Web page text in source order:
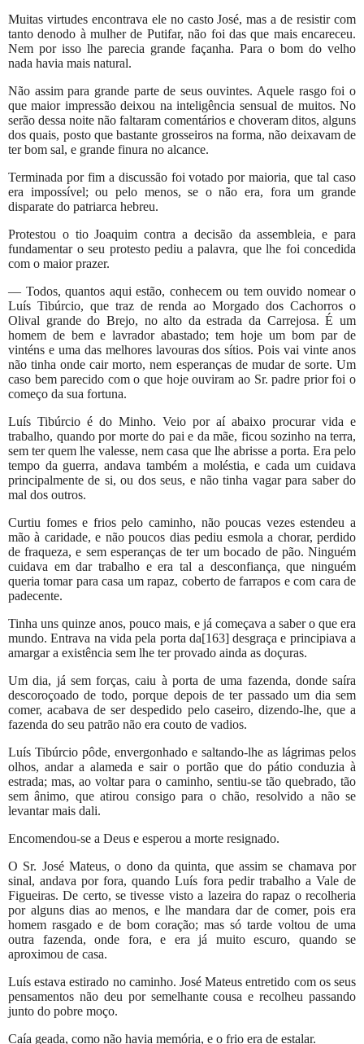
Muitas virtudes encontrava ele no casto José, mas a de resistir com
tanto denodo à mulher de Putifar, não foi das que mais encareceu.
Nem por isso lhe parecia grande façanha. Para o bom do velho
nada havia mais natural.
Não assim para grande parte de seus ouvintes. Aquele rasgo foi o
que maior impressão deixou na inteligência sensual de muitos. No
serão dessa noite não faltaram comentários e choveram ditos, alguns
dos quais, posto que bastante grosseiros na forma, não deixavam de
ter bom sal, e grande finura no alcance.
Terminada por fim a discussão foi votado por maioria, que tal caso
era impossível; ou pelo menos, se o não era, fora um grande
disparate do patriarca hebreu.
Protestou o tio Joaquim contra a decisão da assembleia, e para
fundamentar o seu protesto pediu a palavra, que lhe foi concedida
com o maior prazer.
— Todos, quantos aqui estão, conhecem ou tem ouvido nomear o
Luís Tibúrcio, que traz de renda ao Morgado dos Cachorros o
Olival grande do Brejo, no alto da estrada da Carrejosa. É um
homem de bem e lavrador abastado; tem hoje um bom par de
vinténs e uma das melhores lavouras dos sítios. Pois vai vinte anos
não tinha onde cair morto, nem esperanças de mudar de sorte. Um
caso bem parecido com o que hoje ouviram ao Sr. padre prior foi o
começo da sua fortuna.
Luís Tibúrcio é do Minho. Veio por aí abaixo procurar vida e
trabalho, quando por morte do pai e da mãe, ficou sozinho na terra,
sem ter quem lhe valesse, nem casa que lhe abrisse a porta. Era pelo
tempo da guerra, andava também a moléstia, e cada um cuidava
principalmente de si, ou dos seus, e não tinha vagar para saber do
mal dos outros.
Curtiu fomes e frios pelo caminho, não poucas vezes estendeu a
mão à caridade, e não poucos dias pediu esmola a chorar, perdido
de fraqueza, e sem esperanças de ter um bocado de pão. Ninguém
cuidava em dar trabalho e era tal a desconfiança, que ninguém
queria tomar para casa um rapaz, coberto de farrapos e com cara de
padecente.
Tinha uns quinze anos, pouco mais, e já começava a saber o que era
mundo. Entrava na vida pela porta da[163] desgraça e principiava a
amargar a existência sem lhe ter provado ainda as doçuras.
Um dia, já sem forças, caiu à porta de uma fazenda, donde saíra
descoroçoado de todo, porque depois de ter passado um dia sem
comer, acabava de ser despedido pelo caseiro, dizendo-lhe, que a
fazenda do seu patrão não era couto de vadios.
Luís Tibúrcio pôde, envergonhado e saltando-lhe as lágrimas pelos
olhos, andar a alameda e sair o portão que do pátio conduzia à
estrada; mas, ao voltar para o caminho, sentiu-se tão quebrado, tão
sem ânimo, que atirou consigo para o chão, resolvido a não se
levantar mais dali.
Encomendou-se a Deus e esperou a morte resignado.
O Sr. José Mateus, o dono da quinta, que assim se chamava por
sinal, andava por fora, quando Luís fora pedir trabalho a Vale de
Figueiras. De certo, se tivesse visto a lazeira do rapaz o recolheria
por alguns dias ao menos, e lhe mandara dar de comer, pois era
homem rasgado e de bom coração; mas só tarde voltou de uma
outra fazenda, onde fora, e era já muito escuro, quando se
aproximou de casa.
Luís estava estirado no caminho. José Mateus entretido com os seus
pensamentos não deu por semelhante cousa e recolheu passando
junto do pobre moço.
Caía geada, como não havia memória, e o frio era de estalar.